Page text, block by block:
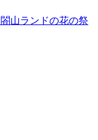
山ランドの花の祭